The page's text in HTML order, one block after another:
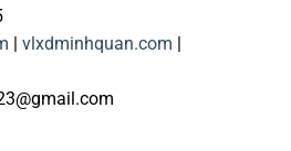
| vlxdminhquan.com |